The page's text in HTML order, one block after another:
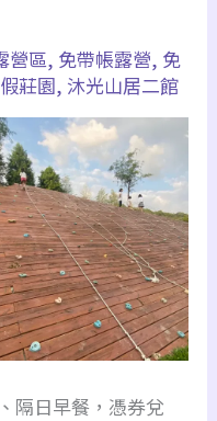
營區, 免帶帳露營, 免
莊園, 沐光山居二館
隔日早餐，憑券兌